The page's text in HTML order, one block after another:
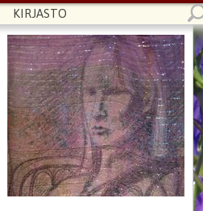
KIRJASTO